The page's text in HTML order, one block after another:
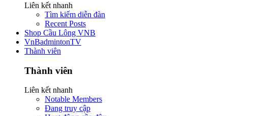
Liên kết nhanh
Tìm kiếm diễn đàn
Recent Posts
Shop Cầu Lông VNB
VnBadmintonTV
Thành viên
Thành viên
Liên kết nhanh
Notable Members
Đang truy cập